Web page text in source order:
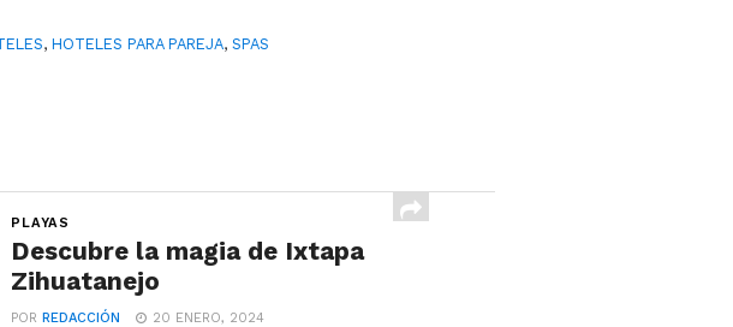
,HOTELES PARA PAREJA,SPAS
PLAYAS
Descubre la magia de Ixtapa
Zihuatanejo
PORREDACCIÓN 20 ENERO, 2024